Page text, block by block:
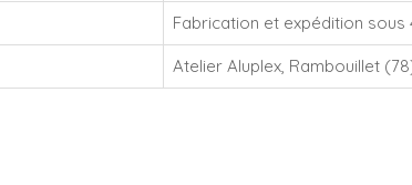
Fabrication et expédition sous
Atelier Aluplex, Rambouillet